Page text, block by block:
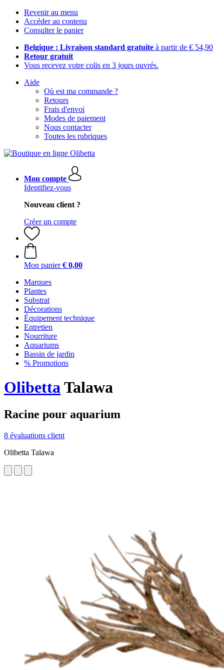
Revenir au menu
Accéder au contenu
Consulter le panier
Belgique : Livraison standard gratuite à partir de € 54,90
Retour gratuit
Vous recevez votre colis en 3 jours ouvrés.
Aide
Où est ma commande ?
Retours
Frais d'envoi
Modes de paiement
Nous contacter
Toutes les rubriques
Mon compte
Identifiez-vous
Nouveau client ?
Créer un compte
Mon panier € 0,00
Marques
Plantes
Substrat
Décorations
Équipement technique
Entretien
Nourriture
Aquariums
Bassin de jardin
% Promotions
OlibettaTalawa
Racine pour aquarium
8 évaluations client
Olibetta Talawa